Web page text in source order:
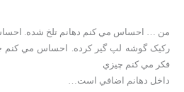
من … احساس مي کنم دهانم تلخ شده.
رکيک گوشه لپ گير کرده. احساس مي کنم
فکر مي کنم چيزي
داخل دهانم اضافي است…